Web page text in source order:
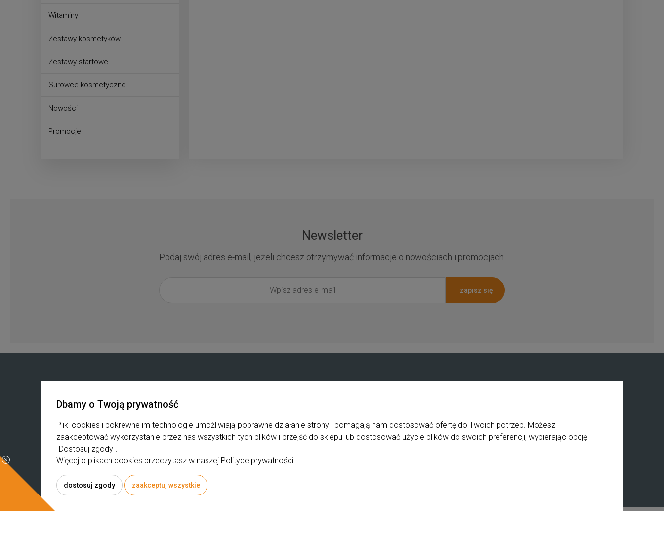
Witaminy
Zestawy kosmetyków
Zestawy startowe
Surowce kosmetyczne
Nowości
Promocje
Newsletter
Podaj swój adres e-mail, jeżeli chcesz otrzymywać informacje o nowościach i promocjach.
zapisz się
Regulamin zakupów
Reklamacje i zwroty
Koszty dostawy
Kosmetyki Lynia
Pielęgnacja koreańska
Suplementy
Dbamy o Twoją prywatność
Pliki cookies i pokrewne im technologie umożliwiają poprawne działanie strony i pomagają nam dostosować ofertę do Twoich potrzeb. Możesz
zaakceptować wykorzystanie przez nas wszystkich tych plików i przejść do sklepu lub dostosować użycie plików do swoich preferencji, wybierając opcję
"Dostosuj zgody".
Więcej o plikach cookies przeczytasz w naszej Polityce prywatności.
dostosuj zgody zaakceptuj wszystkie